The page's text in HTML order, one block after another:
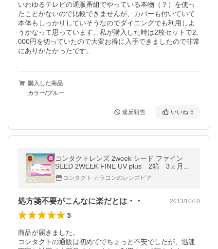
いわゆるテレビの通販番組でやっている本物（？）を使っ
たことがないので比較できませんが、カバーも付いていて
本体もしっかりしていそうなのでダイニングでも利用しよ
うかなって思っています。私が購入した時は2枚セットで2,
000円を切っていたので大変お得に入手できましたので非常
にありがたかったです。
購入した商品
カラー/ブルー
違反報告 いいね 5
コンタクトレンズ 2week シード ファイン
SEED 2WEEK FINE UV plus 2箱 3ヵ月パ
ック 2週間使い捨てソフトコンタクト 医療
機器承認番号 21700BZZ00393000
コンタクト カラコンのレンズピア
処方箋不要がこんなに楽だとは・・ 2013/10/10
5
商品が届きました。
コンタクトの通販は初めてでちょっと不安でしたが、迅速